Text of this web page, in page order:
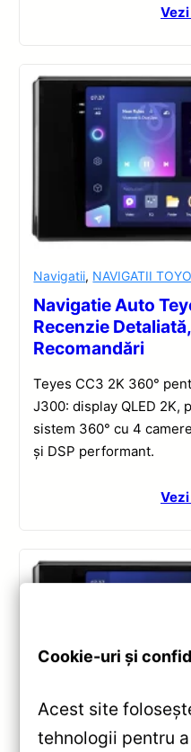
Navigatii, NAVIGATII
Navigatie Auto
Recenzie
Recomandări
Teyes CC3 2K 360°
J300: display QLED 2K,
sistem 360° cu 4
și DSP performant.
Cookie-uri și
Acest site
tehnologii pentru